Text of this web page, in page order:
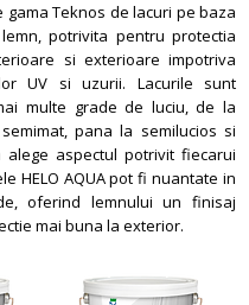
gama Teknos de lacuri pe baza
potrivita pentru protectia
si exterioare impotriva
UV si uzurii. Lacurile sunt
multe grade de luciu, de la
pana la semilucios si
alege aspectul potrivit fiecarui
HELO AQUA pot fi nuantate in
oferind lemnului un finisaj
mai buna la exterior.